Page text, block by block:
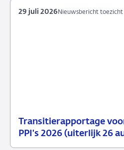
Transitierapportage
PPI's 2026 (uiterlijk 26
29
Nieuwsbericht
Nieuwsbericht toezicht
29 juli 2026